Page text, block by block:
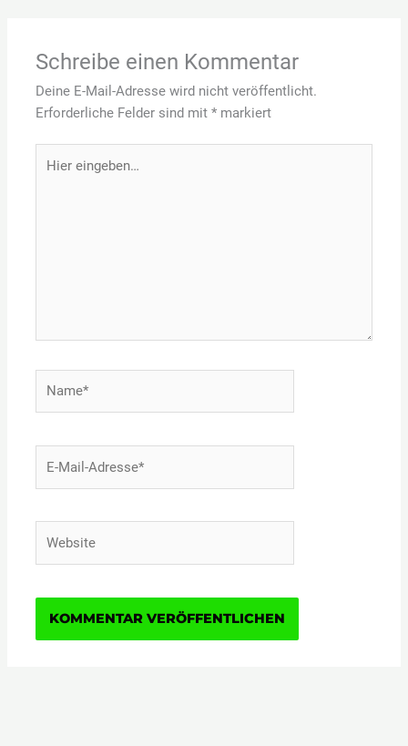
Schreibe einen Kommentar
Deine E-Mail-Adresse wird nicht veröffentlicht.
Erforderliche Felder sind mit* markiert
eingeben…
Mail-